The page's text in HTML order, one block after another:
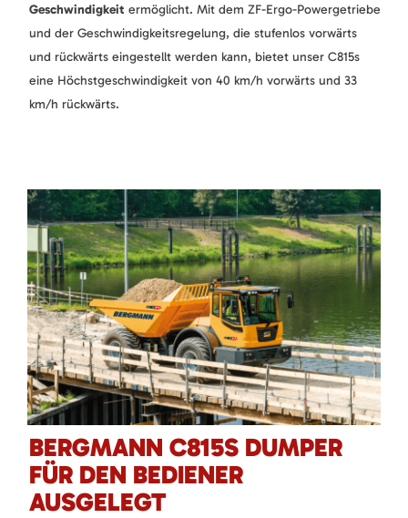
Geschwindigkeit ermöglicht. Mit dem ZF-Ergo-Powergetriebe
und der Geschwindigkeitsregelung, die stufenlos vorwärts
und rückwärts eingestellt werden kann, bietet unser C815s
eine Höchstgeschwindigkeit von 40 km/h vorwärts und 33
km/h rückwärts.
BERGMANN C815S DUMPER
FÜR DEN BEDIENER
AUSGELEGT